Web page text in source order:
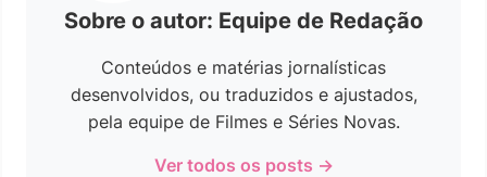
Sobre o autor: Equipe de Redação
Conteúdos e matérias jornalísticas
desenvolvidos, ou traduzidos e ajustados,
pela equipe de Filmes e Séries Novas.
Ver todos os posts →